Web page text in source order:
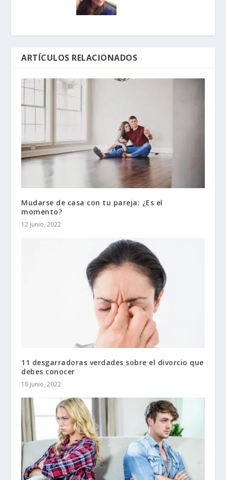
ARTÍCULOS RELACIONADOS
Mudarse de casa con tu pareja: ¿Es el
momento?
12 junio, 2022
11 desgarradoras verdades sobre el divorcio que
debes conocer
18 junio, 2022